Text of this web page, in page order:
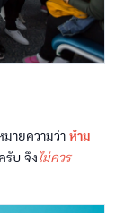
ายความว่า ห้าม
รับ จึงไม่ควร